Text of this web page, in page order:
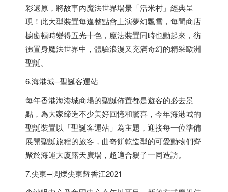
彩還原，將故事內魔法世界場景「活米村」經典呈
現！此大型裝置每逢整點會上演夢幻飄雪，每間商店
櫥窗頓時變得五光十色，魔法裝置同時也動起來，彷
彿置身魔法世界中，體驗浪漫又充滿奇幻的精采歐洲
聖誕。
6.海港城─聖誕客運站
每年香港海港城商場的聖誕佈置都是遊客的必去景
點，為大家締造不少美好回憶和驚喜，今年海港城的
聖誕裝置以「聖誕客運站」為主題，迎接每一位準備
展開聖誕旅程的旅客，曲奇餅乾造型的可愛動物們齊
聚於海運大廈露天廣場，超適合親子一同造訪。
7.尖東─閃爍尖東耀香江2021